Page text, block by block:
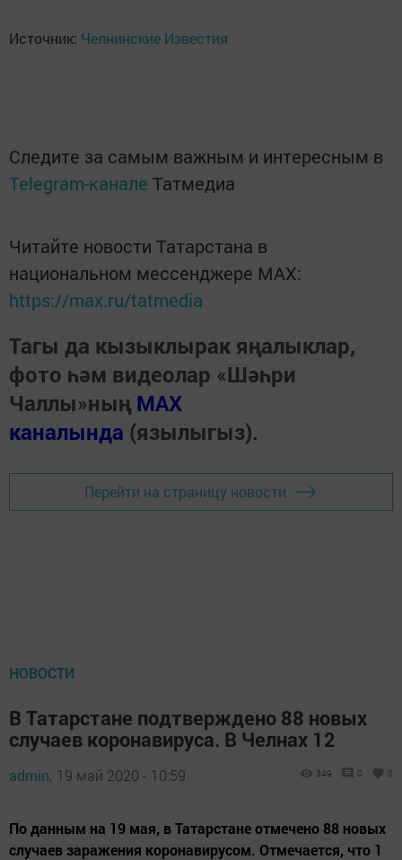
Источник: Челнинские Известия
Следите за самым важным и интересным в
Telegram-канале Татмедиа
Читайте новости Татарстана в
национальном мессенджере MАХ:
https://max.ru/tatmedia
Тагы да кызыклырак яңалыклар,
фото һәм видеолар «Шәһри
Чаллы»ның MAX
каналында (язылыгыз).
Перейти на страницу новости
НОВОСТИ
В Татарстане подтверждено 88 новых
случаев коронавируса. В Челнах 12
admin, 19 май 2020 - 10:59 349 0 0
По данным на 19 мая, в Татарстане отмечено 88 новых
случаев заражения коронавирусом. Отмечается, что 1